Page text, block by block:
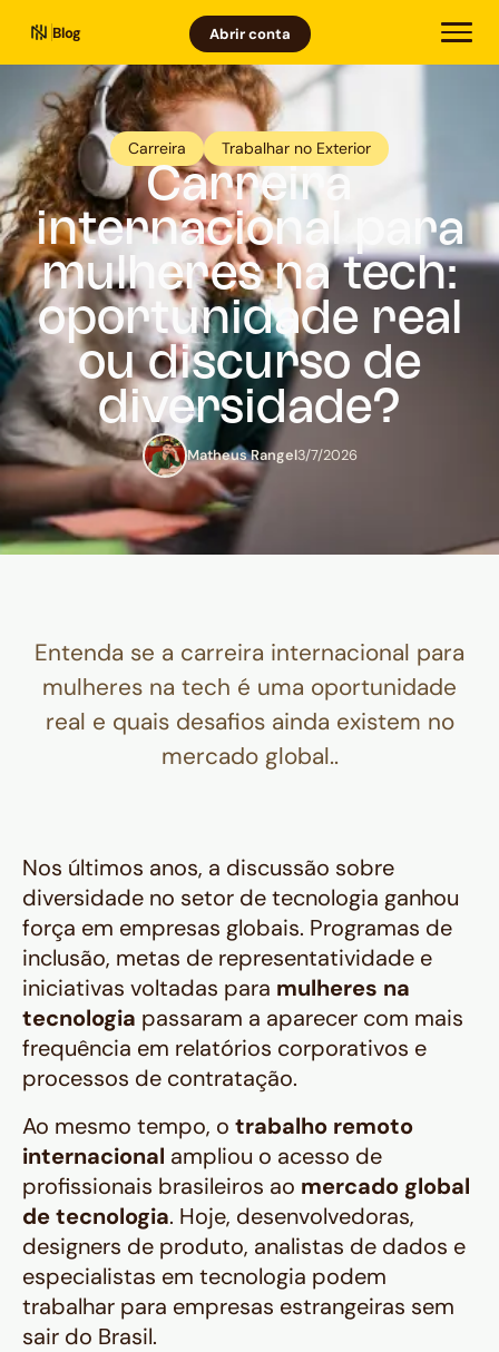
Blog Abrir conta
Carreira Trabalhar no Exterior
Carreira
internacional para
mulheres na tech:
oportunidade real
ou discurso de
diversidade?
Matheus Rangel3/7/2026
Entenda se a carreira internacional para
mulheres na tech é uma oportunidade
real e quais desafios ainda existem no
mercado global..
Nos últimos anos, a discussão sobre
diversidade no setor de tecnologia ganhou
força em empresas globais. Programas de
inclusão, metas de representatividade e
iniciativas voltadas para mulheres na
tecnologia passaram a aparecer com mais
frequência em relatórios corporativos e
processos de contratação.
Ao mesmo tempo, o trabalho remoto
internacional ampliou o acesso de
profissionais brasileiros ao mercado global
de tecnologia. Hoje, desenvolvedoras,
designers de produto, analistas de dados e
especialistas em tecnologia podem
trabalhar para empresas estrangeiras sem
sair do Brasil.